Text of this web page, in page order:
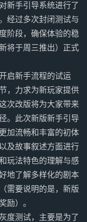
新手引导系统进行了
经过多次封闭测试与
阶段，确保体验的稳
将于周三推出）正式
启新手流程的试运
，力求为新玩家提供
次改版将为大家带来
。此次新版新手引导
加流畅和丰富的初体
及故事叙述方面进行
玩法特色的理解与感
地了解多样化的剧本
需要说明的是，新版
励）。
度测试，主要是为了